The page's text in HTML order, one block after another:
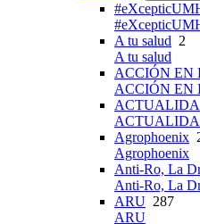
A tu salud 2
A tu salud
ACCIÓN EN
ACCIÓN EN
Agrophoenix
Agrophoenix
Anti-Ro, La
Anti-Ro, La
ARU 287
ARU